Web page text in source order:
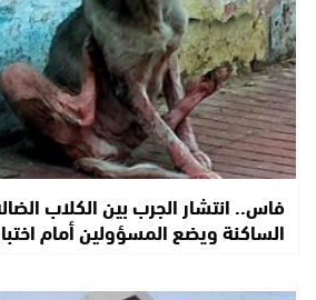
فاس.. انتشار الجرب بين الكلاب
الساكنة ويضع المسؤولين أمام